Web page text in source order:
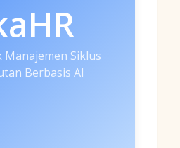
Siklus
Berbasis AI